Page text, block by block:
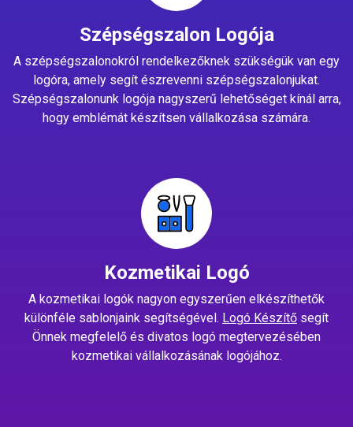
Szépségszalon Logója
A szépségszalonokról rendelkezőknek szükségük van egy
logóra, amely segít észrevenni szépségszalonjukat.
Szépségszalonunk logója nagyszerű lehetőséget kínál arra,
hogy emblémát készítsen vállalkozása számára.
Kozmetikai Logó
A kozmetikai logók nagyon egyszerűen elkészíthetők
különféle sablonjaink segítségével. Logó Készítő segít
Önnek megfelelő és divatos logó megtervezésében
kozmetikai vállalkozásának logójához.